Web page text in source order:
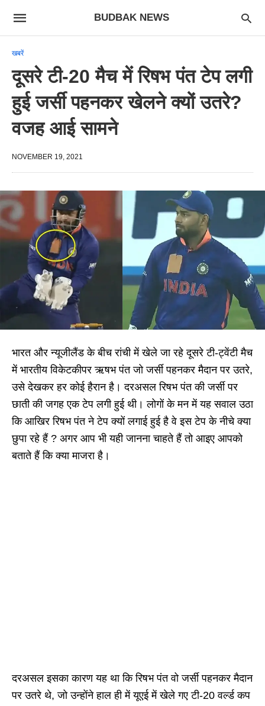
BUDBAK NEWS
खबरें
दूसरे टी-20 मैच में रिषभ पंत टेप लगी
हुई जर्सी पहनकर खेलने क्यों उतरे?
वजह आई सामने
NOVEMBER 19, 2021
भारत और न्यूजीलैंड के बीच रांची में खेले जा रहे दूसरे टी-ट्वेंटी मैच
में भारतीय विकेटकीपर ऋषभ पंत जो जर्सी पहनकर मैदान पर उतरे,
उसे देखकर हर कोई हैरान है। दरअसल रिषभ पंत की जर्सी पर
छाती की जगह एक टेप लगी हुई थी। लोगों के मन में यह सवाल उठा
कि आखिर रिषभ पंत ने टेप क्यों लगाई हुई है वे इस टेप के नीचे क्या
छुपा रहे हैं ? अगर आप भी यही जानना चाहते हैं तो आइए आपको
बताते हैं कि क्या माजरा है।
दरअसल इसका कारण यह था कि रिषभ पंत वो जर्सी पहनकर मैदान
पर उतरे थे, जो उन्होंने हाल ही में यूएई में खेले गए टी-20 वर्ल्ड कप